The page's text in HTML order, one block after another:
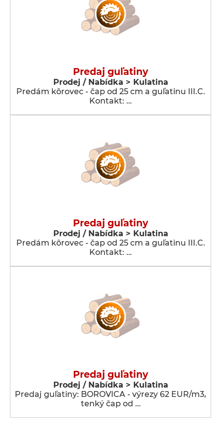
Predaj guľatiny
Prodej / Nabídka > Kulatina
Predám kôrovec - čap od 25 cm a guľatinu III.C.
Kontakt: …
Predaj guľatiny
Prodej / Nabídka > Kulatina
Predám kôrovec - čap od 25 cm a guľatinu III.C.
Kontakt: …
Predaj guľatiny
Prodej / Nabídka > Kulatina
Predaj guľatiny: BOROVICA - výrezy 62 EUR/m3,
tenký čap od …